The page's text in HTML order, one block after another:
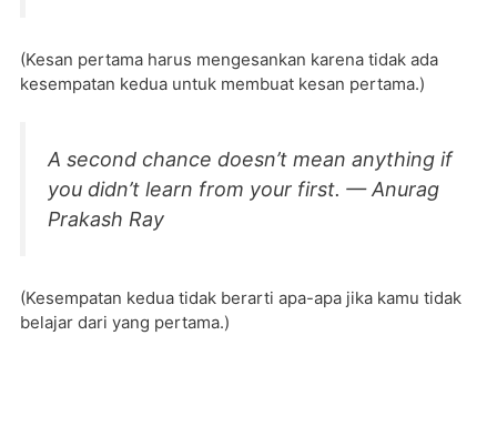
(Kesan pertama harus mengesankan karena tidak ada
kesempatan kedua untuk membuat kesan pertama.)
A second chance doesn’t mean anything if
you didn’t learn from your first. — Anurag
Prakash Ray
(Kesempatan kedua tidak berarti apa-apa jika kamu tidak
belajar dari yang pertama.)